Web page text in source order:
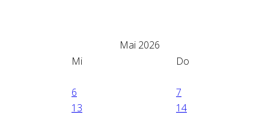
Mai 2026
Mi Do
6 7
13 14